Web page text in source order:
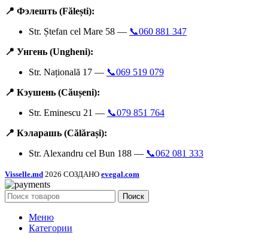
📍 Фэлешть (Fălești):
Str. Ștefan cel Mare 58 — 📞060 881 347
📍 Унгень (Ungheni):
Str. Națională 17 — 📞069 519 079
📍 Кэушень (Căușeni):
Str. Eminescu 21 — 📞079 851 764
📍 Кэларашь (Călărași):
Str. Alexandru cel Bun 188 — 📞062 081 333
Visselle.md 2026 СОЗДАНО evegal.com
Поиск
Меню
Категории